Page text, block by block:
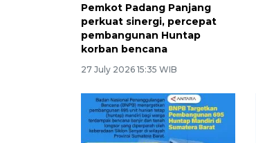
Pemkot Padang Panjang
perkuat sinergi, percepat
pembangunan Huntap
korban bencana
27 July 2026 15:35 WIB